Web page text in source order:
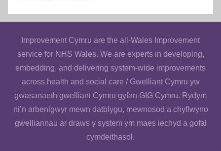
Improvement Cymru are the all-Wales Improvement
service for NHS Wales. We are experts in developing,
embedding, and delivering system-wide improvements
across health and social care / Gwelliant Cymru yw
gwasanaeth gwelliant Cymru gyfan GIG Cymru. Rydym
ni’n arbenigwyr mewn datblygu, mewnosod a chyflwyno
gwelliannau ar draws y system ym maes iechyd a gofal
cymdeithasol.